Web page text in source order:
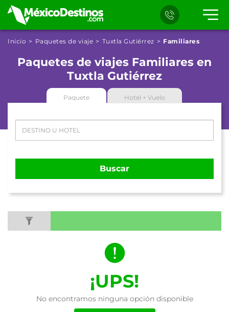
Inicio Paquetes de viaje Tuxtla Gutiérrez Familiares
Paquetes de viajes Familiares en
Tuxtla Gutiérrez
Paquete Hotel + Vuelo
Buscar
¡UPS!
No encontramos ninguna opción disponible